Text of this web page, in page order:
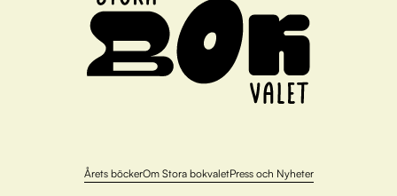
Årets böckerOm Stora bokvaletPress och Nyheter